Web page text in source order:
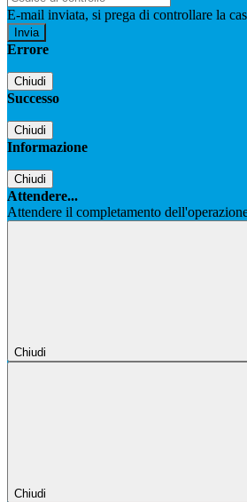
E-mail inviata, si prega di controllare la
Errore
Chiudi
Successo
Chiudi
Informazione
Chiudi
Attendere...
Attendere il completamento
Chiudi
Chiudi